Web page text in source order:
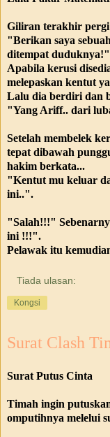
Giliran terakhir
"Berikan saya
ditempat
Apabila kerusi
melepaskan kentut
Lalu dia berdiri dan
"Yang Ariff.. dari
Setelah membelek
tepat dibawah
hakim berkata...
"Kentut mu keluar
ini..".
"Salah!!!"
ini !!!".
Pelawak itu
Tiada ulasan:
Kongsi
Surat Clash
Surat Putus Cinta
Timah ingin
omputihnya melelui